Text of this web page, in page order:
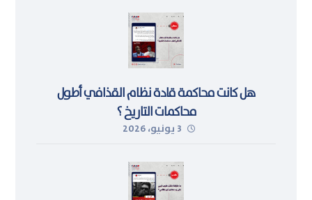
هل كانت محاكمة قادة نظام القذافي أطول
محاكمات التاريخ ؟
3 يونيو، 2026